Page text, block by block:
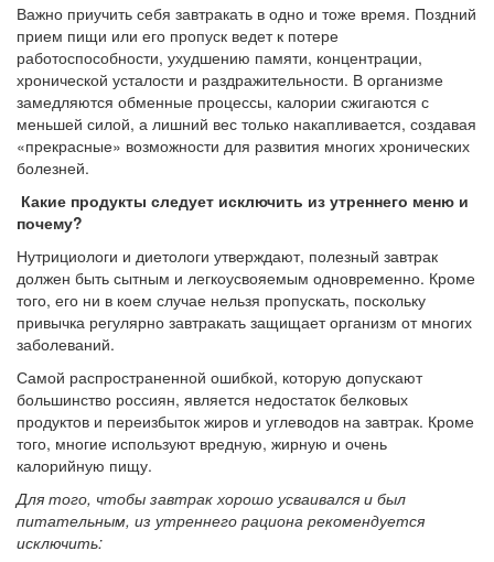
Важно приучить себя завтракать в одно и тоже время. Поздний
прием пищи или его пропуск ведет к потере
работоспособности, ухудшению памяти, концентрации,
хронической усталости и раздражительности. В организме
замедляются обменные процессы, калории сжигаются с
меньшей силой, а лишний вес только накапливается, создавая
«прекрасные» возможности для развития многих хронических
болезней.
Какие продукты следует исключить из утреннего меню и
почему?
Нутрициологи и диетологи утверждают, полезный завтрак
должен быть сытным и легкоусвояемым одновременно. Кроме
того, его ни в коем случае нельзя пропускать, поскольку
привычка регулярно завтракать защищает организм от многих
заболеваний.
Самой распространенной ошибкой, которую допускают
большинство россиян, является недостаток белковых
продуктов и переизбыток жиров и углеводов на завтрак. Кроме
того, многие используют вредную, жирную и очень
калорийную пищу.
Для того, чтобы завтрак хорошо усваивался и был
питательным, из утреннего рациона рекомендуется
исключить: